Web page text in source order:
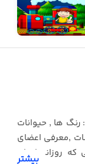
رنگ ها , حیوانات
,معرفی اعضای
روزانه انجام
بیشتر